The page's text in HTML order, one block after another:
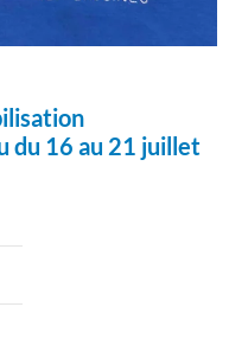
du 16 au 21 juillet